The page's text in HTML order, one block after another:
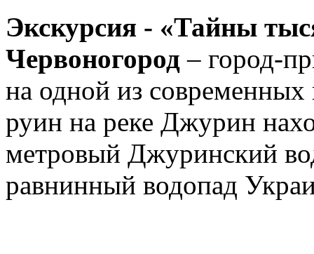
Экскурсия - «Тайны
Червоногород – город-
на одной из
руин на реке Джурин
метровый Джуринский
равнинный водопад